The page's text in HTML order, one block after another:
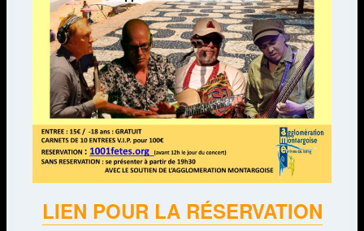
LIEN POUR LA RÉSERVATION